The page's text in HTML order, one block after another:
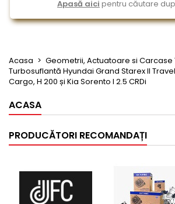
Apasă aici pentru căutare
Acasa Geometrii, Actuatoare si Carcase
Turbosuflantă Hyundai Grand Starex II
Cargo, H 200 și Kia Sorento I 2.5 CRDi
ACASA
PRODUCĂTORI RECOMANDAȚI